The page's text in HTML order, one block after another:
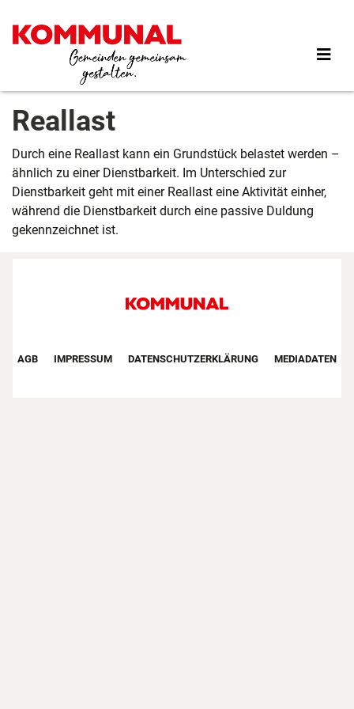
Inhalt
Reallast
Durch eine Reallast kann ein Grundstück belastet werden –
ähnlich zu einer Dienstbarkeit. Im Unterschied zur
Dienstbarkeit geht mit einer Reallast eine Aktivität einher,
während die Dienstbarkeit durch eine passive Duldung
gekennzeichnet ist.
Footer First Navigation
AGB IMPRESSUM DATENSCHUTZERKLÄRUNG MEDIADATEN